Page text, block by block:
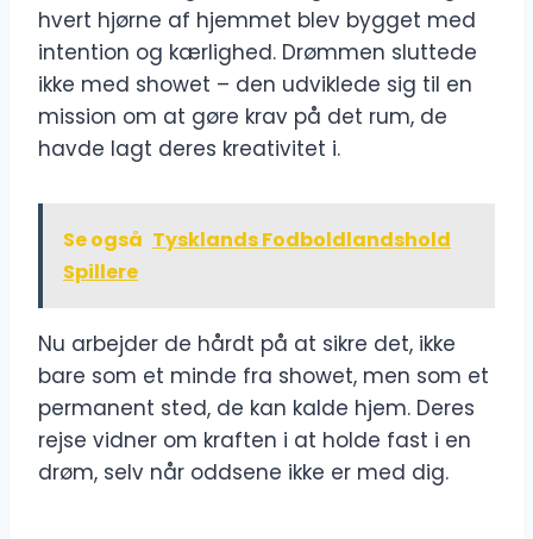
hvert hjørne af hjemmet blev bygget med
intention og kærlighed. Drømmen sluttede
ikke med showet – den udviklede sig til en
mission om at gøre krav på det rum, de
havde lagt deres kreativitet i.
Se også Tysklands Fodboldlandshold
Spillere
Nu arbejder de hårdt på at sikre det, ikke
bare som et minde fra showet, men som et
permanent sted, de kan kalde hjem. Deres
rejse vidner om kraften i at holde fast i en
drøm, selv når oddsene ikke er med dig.